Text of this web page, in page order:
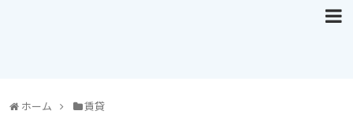
ホーム 賃貸